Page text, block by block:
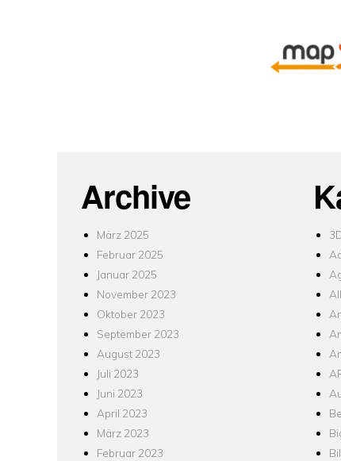
Archive
März 2025
Februar 2025
Januar 2025
November 2023
Oktober 2023
September 2023
August 2023
Juli 2023
Juni 2023
April 2023
März 2023
Februar 2023